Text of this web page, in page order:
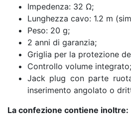
Impedenza: 32 Ω;
Lunghezza cavo: 1.2 m
Peso: 20 g;
2 anni di garanzia;
Griglia per la protezione
Controllo volume integrato;
Jack plug con parte
inserimento angolato o
La confezione contiene inoltre: